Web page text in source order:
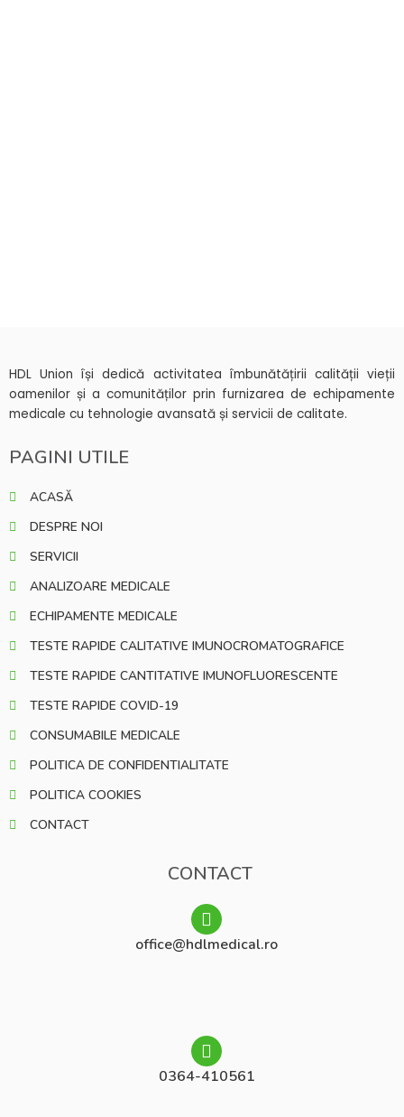
HDL Union își dedică activitatea îmbunătățirii calității vieții
oamenilor și a comunităților prin furnizarea de echipamente
medicale cu tehnologie avansată și servicii de calitate.
PAGINI UTILE
ACASĂ
DESPRE NOI
SERVICII
ANALIZOARE MEDICALE
ECHIPAMENTE MEDICALE
TESTE RAPIDE CALITATIVE IMUNOCROMATOGRAFICE
TESTE RAPIDE CANTITATIVE IMUNOFLUORESCENTE
TESTE RAPIDE COVID-19
CONSUMABILE MEDICALE
POLITICA DE CONFIDENTIALITATE
POLITICA COOKIES
CONTACT
CONTACT
office@hdlmedical.ro
0364-410561